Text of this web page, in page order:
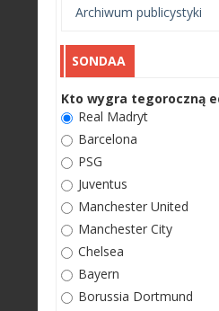
Archiwum publicystyki
SONDAA
Kto wygra tegoroczną
Real Madryt
Barcelona
PSG
Juventus
Manchester United
Manchester City
Chelsea
Bayern
Borussia Dortmund